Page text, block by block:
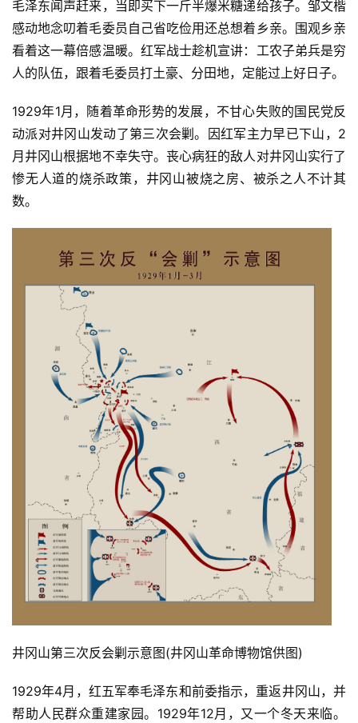
页
文
章
分
题
毛泽东闻声赶来，当即买下一斤半爆米糖递给孩子。邹文楷
感动地念叨着毛委员自己省吃俭用还总想着乡亲。围观乡亲
看着这一幕倍感温暖。红军战士趁机宣讲：工农子弟兵是穷
人的队伍，跟着毛委员打土豪、分田地，定能过上好日子。
1929年1月，随着革命形势的发展，不甘心失败的国民党反
动派对井冈山发动了第三次会剿。因红军主力早已下山，2
月井冈山根据地不幸失守。丧心病狂的敌人对井冈山实行了
惨无人道的烧杀政策，井冈山被烧之房、被杀之人不计其
数。
井冈山第三次反会剿示意图(井冈山革命博物馆供图)
1929年4月，红五军奉毛泽东和前委指示，重返井冈山，并
帮助人民群众重建家园。1929年12月，又一个冬天来临。